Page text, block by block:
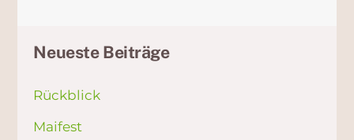
Neueste Beiträge
Rückblick
Maifest